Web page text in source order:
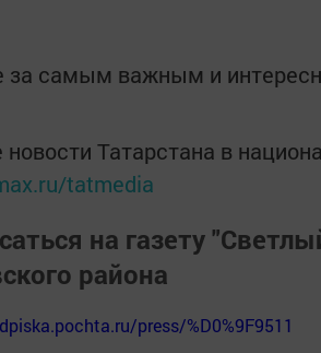
за самым важным и
новости Татарстана в
tatmedia
на газету
района
press/%D0%9F9511